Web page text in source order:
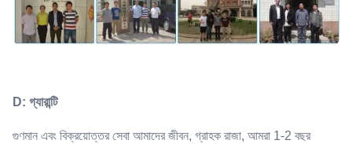
D: গ্যারান্টি
গুণমান এবং বিক্রয়োত্তর সেবা আমাদের জীবন, গ্রাহক রাজা, আমরা 1-2 বছর